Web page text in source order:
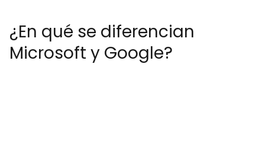
¿En qué se diferencian
Microsoft y Google?